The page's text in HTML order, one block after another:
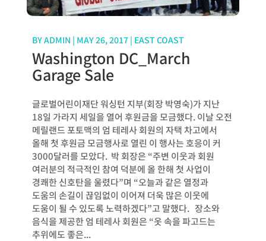
BYADMIN | MAY 26, 2017| EAST COAST
Washington DC_March
Garage Sale
글로벌어린이재단 워싱턴 지부(회장 박영숙)가 지난
18일 가라지 세일을 열어 후원금을 모금했다. 이날 오전
메릴랜드 포토맥의 엄 테레사 회원의 자택 차고에서
올해 첫 후원금 모금행사로 열린 이 행사는 호응이 커
3000달러를 모았다. 박 회장은 “주변 이웃과 회원
여러분의 적극적인 참여 덕분에 올 한해 첫 사업이
경쾌한 신호탄을 울렸다”며 “오늘과 같은 열정과
도움의 손길이 끊임없이 이어져 더욱 많은 이웃에
도움이 될 수 있도록 노력하겠다”고 말했다. 장소와
음식을 제공한 엄 테레사 회원은 “옷 속을 파고드는
추위에도 좋은...